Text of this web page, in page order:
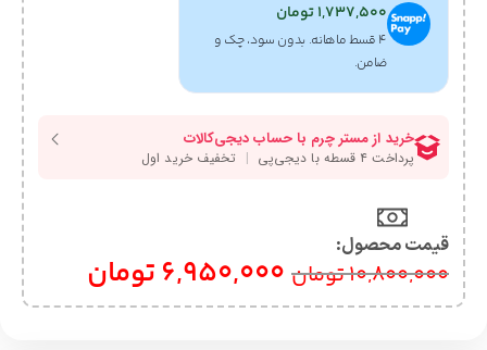
1,737,500تومان
۴ قسط ماهانه. بدون سود، چک و
ضامن.
قیمت محصول:​
10,800,000تومان 6,950,000 تومان